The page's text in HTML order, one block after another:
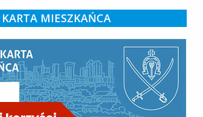
MIESZKAŃCA